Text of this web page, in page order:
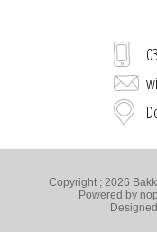
Copyright ; 2026
Powered by